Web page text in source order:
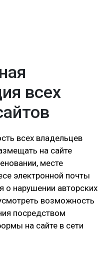
всех
всех владельцев
на сайте
месте
электронной почты
о нарушении авторских
возможность
посредством
на сайте в сети